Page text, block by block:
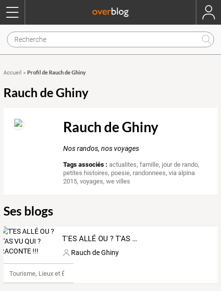
Accueil » Profil de Rauch de Ghiny
Rauch de Ghiny
Rauch de Ghiny
Nos randos, nos voyages
Tags associés : actualites,famille, jour de rando,
petites histoires, poesie, randonnees,via alpina
2015,voyages,we villes
Ses blogs
T'ES ALLÉ OU ? T'AS VU QUI ? RACONTE !!!
Rauch de Ghiny
Tourisme, Lieux et Événements